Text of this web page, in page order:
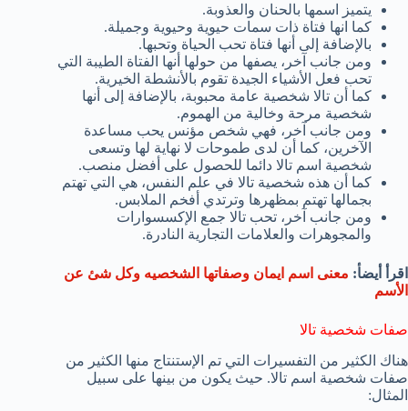
يتميز اسمها بالحنان والعذوبة.
كما انها فتاة ذات سمات حيوية وحيوية وجميلة.
بالإضافة إلى أنها فتاة تحب الحياة وتحبها.
ومن جانب آخر، يصفها من حولها أنها الفتاة الطيبة التي
تحب فعل الأشياء الجيدة تقوم بالأنشطة الخيرية.
كما أن تالا شخصية عامة محبوبة، بالإضافة إلى أنها
شخصية مرحة وخالية من الهموم.
ومن جانب آخر، فهي شخص مؤنس يحب مساعدة
الآخرين، كما أن لدى طموحات لا نهاية لها وتسعى
شخصية اسم تالا دائما للحصول على أفضل منصب.
كما أن هذه شخصية تالا في علم النفس، هي التي تهتم
بجمالها تهتم بمظهرها وترتدي أفخم الملابس.
ومن جانب آخر، تحب تالا جمع الإكسسوارات
والمجوهرات والعلامات التجارية النادرة.
اقرأ أيضأ: معنى اسم ايمان وصفاتها الشخصيه وكل شئ عن
الأسم
صفات شخصية تالا
هناك الكثير من التفسيرات التي تم الإستنتاج منها الكثير من
صفات شخصية اسم تالا. حيث يكون من بينها على سبيل
المثال: